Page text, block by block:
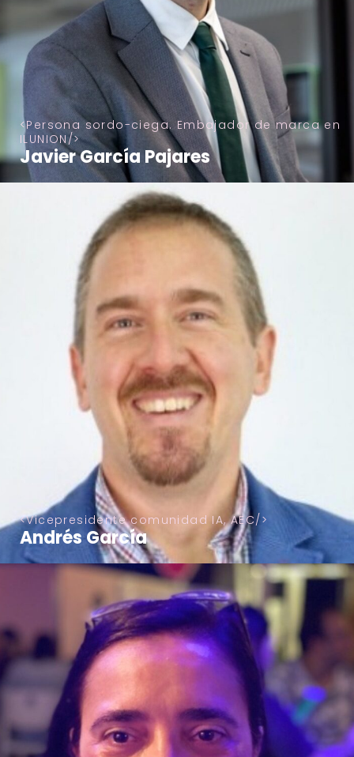
Persona sordo-ciega. Embajador de marca en
ILUNION
Javier García Pajares
Vicepresidente comunidad IA, AEC
Andrés García